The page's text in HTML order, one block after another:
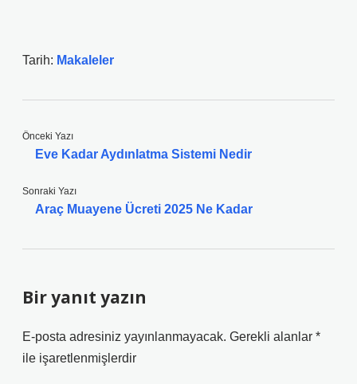
Tarih: Makaleler
Önceki Yazı
Eve Kadar Aydınlatma Sistemi Nedir
Sonraki Yazı
Araç Muayene Ücreti 2025 Ne Kadar
Bir yanıt yazın
E-posta adresiniz yayınlanmayacak. Gerekli alanlar *
ile işaretlenmişlerdir